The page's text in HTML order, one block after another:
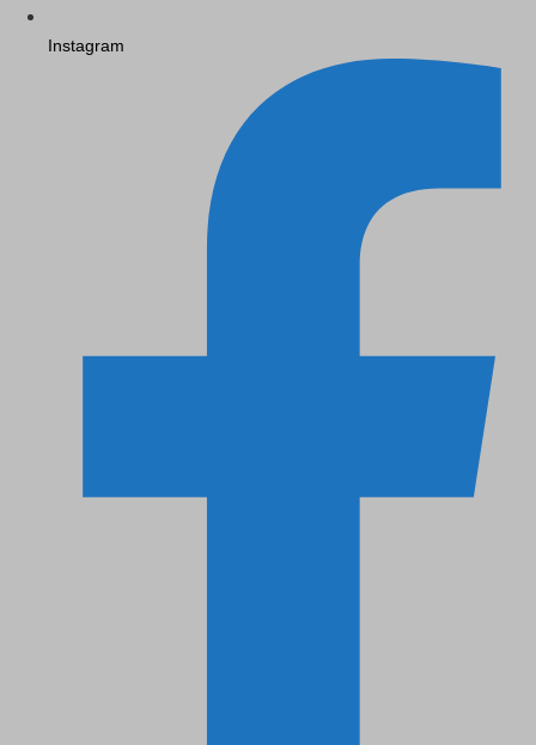
Instagram